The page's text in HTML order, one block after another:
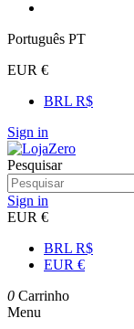
Português PT
EUR €
BRL R$
Sign in
Pesquisar
Sign in
EUR €
BRL R$
EUR €
0 Carrinho
Menu